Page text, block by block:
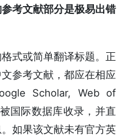
考文献部分是极易出错
式或简单翻译标题。正
参考文献，都应在相应
Scholar, Web of
国际数据库收录，并直
如果该文献未有官方英